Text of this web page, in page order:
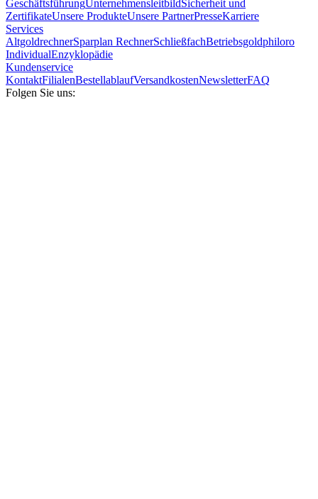
GeschäftsführungUnternehmensleitbildSicherheit und
ZertifikateUnsere ProdukteUnsere PartnerPresseKarriere
Services
AltgoldrechnerSparplan RechnerSchließfachBetriebsgoldphiloro
IndividualEnzyklopädie
Kundenservice
KontaktFilialenBestellablaufVersandkostenNewsletterFAQ
Folgen Sie uns: